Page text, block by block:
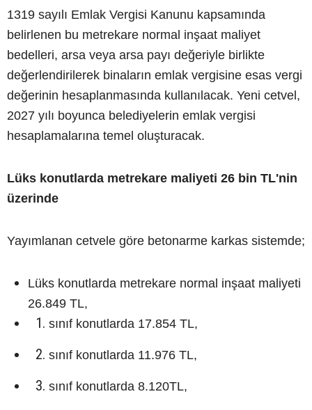
1319 sayılı Emlak Vergisi Kanunu kapsamında
belirlenen bu metrekare normal inşaat maliyet
bedelleri, arsa veya arsa payı değeriyle birlikte
değerlendirilerek binaların emlak vergisine esas vergi
değerinin hesaplanmasında kullanılacak. Yeni cetvel,
2027 yılı boyunca belediyelerin emlak vergisi
hesaplamalarına temel oluşturacak.
Lüks konutlarda metrekare maliyeti 26 bin TL'nin
üzerinde
Yayımlanan cetvele göre betonarme karkas sistemde;
Lüks konutlarda metrekare normal inşaat maliyeti
26.849 TL,
sınıf konutlarda 17.854 TL,
sınıf konutlarda 11.976 TL,
sınıf konutlarda 8.120TL,